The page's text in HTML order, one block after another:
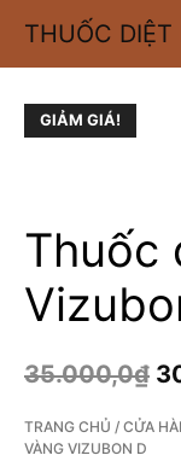
đến
nội
dung
THUỐC
GIẢM GIÁ!
Thuốc
35.000,0₫
TRANG CHỦ / CỬA
VÀNG VIZUBON D